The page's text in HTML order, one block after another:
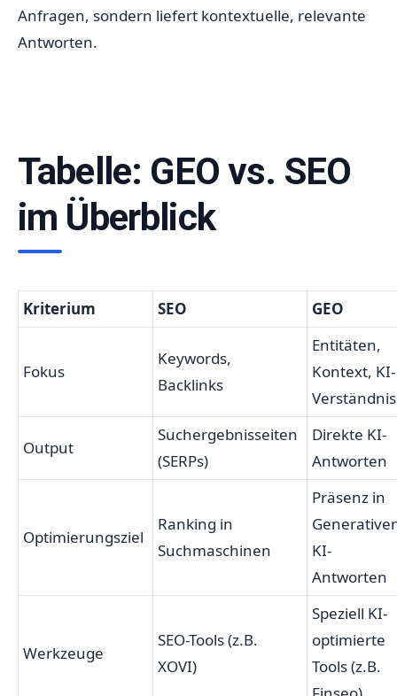
Anfragen, sondern liefert kontextuelle, relevante
Antworten.
Tabelle: GEO vs. SEO
im Überblick
Kriterium SEO GEO
Fokus
Keywords,
Backlinks
Entitäten,
Kontext, KI-
Verständnis
Output
Suchergebnisseiten
(SERPs)
Direkte KI-
Antworten
Optimierungsziel
Ranking in
Suchmaschinen
Präsenz in
KI-
Antworten
Werkzeuge
SEO-Tools (z.B.
XOVI)
Speziell KI-
optimierte
Tools (z.B.